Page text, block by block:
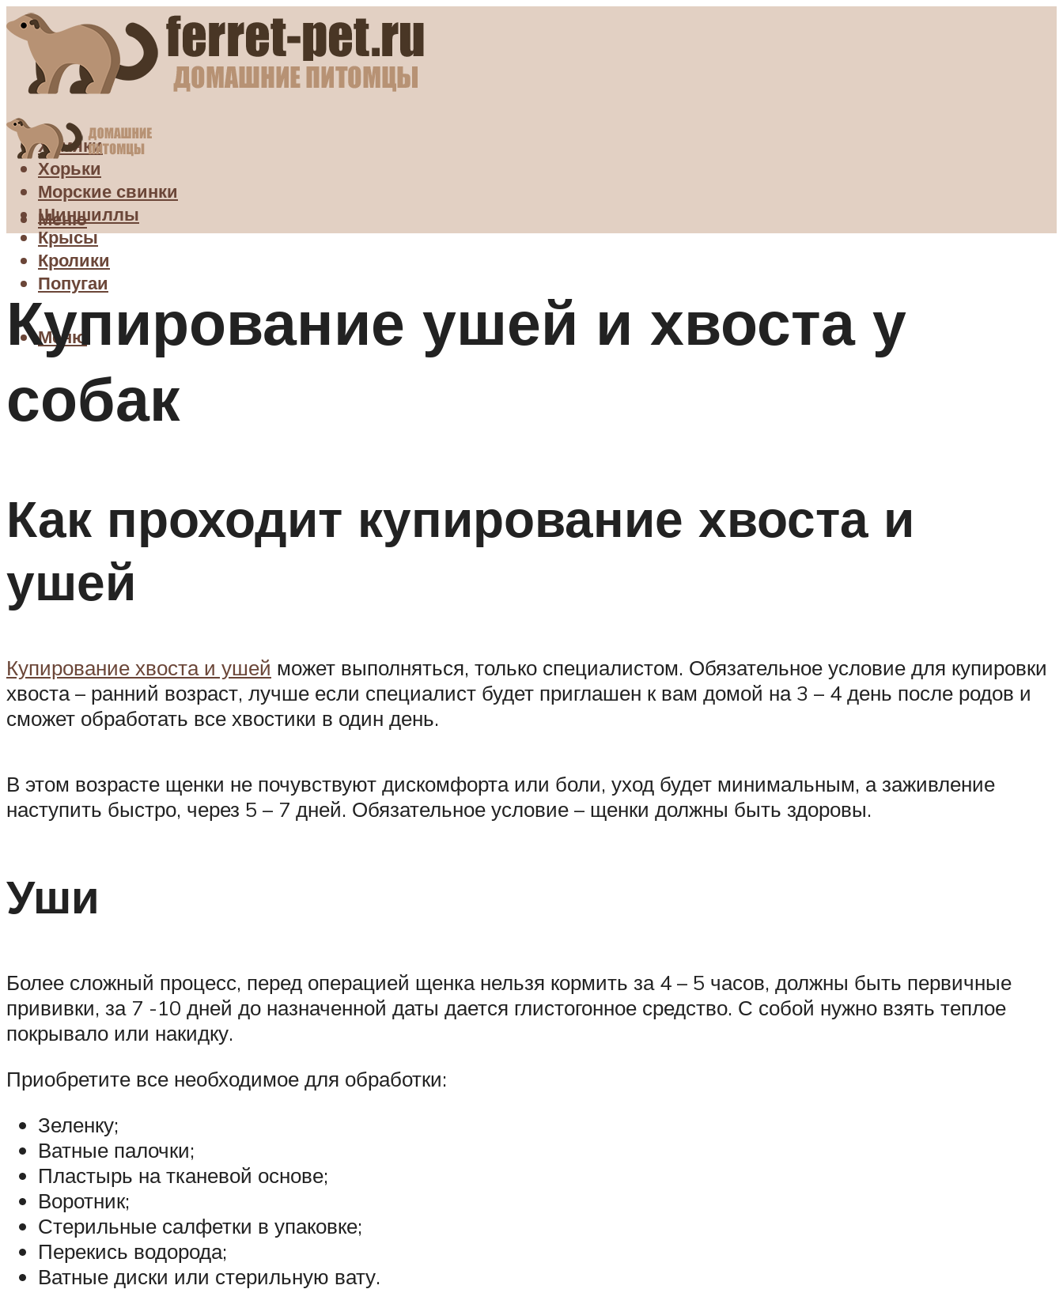
Хомяки
Хорьки
Морские свинки
Шиншиллы
Крысы
Кролики
Попугаи
Меню
Меню
Купирование ушей и хвоста у
собак
Как проходит купирование хвоста и
ушей
Купирование хвоста и ушей может выполняться, только специалистом. Обязательное условие для купировки
хвоста – ранний возраст, лучше если специалист будет приглашен к вам домой на 3 – 4 день после родов и
сможет обработать все хвостики в один день.
В этом возрасте щенки не почувствуют дискомфорта или боли, уход будет минимальным, а заживление
наступить быстро, через 5 – 7 дней. Обязательное условие – щенки должны быть здоровы.
Уши
Более сложный процесс, перед операцией щенка нельзя кормить за 4 – 5 часов, должны быть первичные
прививки, за 7 -10 дней до назначенной даты дается глистогонное средство. С собой нужно взять теплое
покрывало или накидку.
Приобретите все необходимое для обработки:
Зеленку;
Ватные палочки;
Пластырь на тканевой основе;
Воротник;
Стерильные салфетки в упаковке;
Перекись водорода;
Ватные диски или стерильную вату.